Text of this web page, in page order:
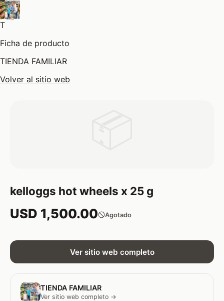
T
Ficha de producto
TIENDA FAMILIAR
Volver al sitio web
kelloggs hot wheels x 25 g
USD 1,500.00 Agotado
Ver sitio web completo
TIENDA FAMILIAR
Ver sitio web completo →